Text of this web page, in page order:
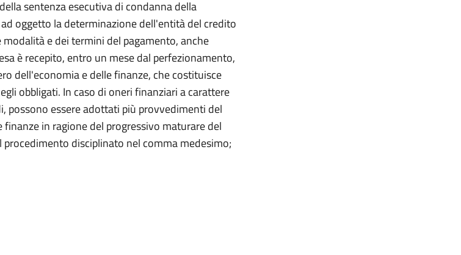
sentenza esecutiva di condanna della
oggetto la determinazione dell'entità del credito
e dei termini del pagamento, anche
è recepito, entro un mese dal perfezionamento,
dell'economia e delle finanze, che costituisce
obbligati. In caso di oneri finanziari a carattere
possono essere adottati più provvedimenti del
in ragione del progressivo maturare del
disciplinato nel comma medesimo;